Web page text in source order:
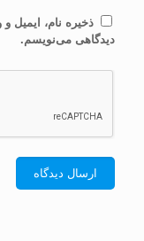
ذخیره نام، ایمیل
دیدگاهی می‌نویسم.